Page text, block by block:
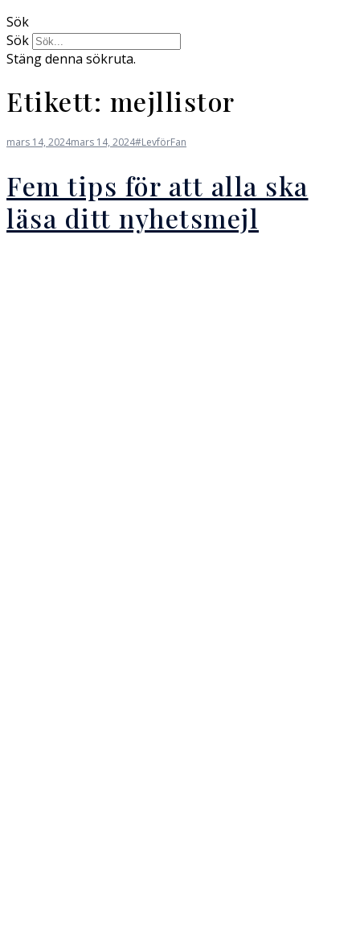
Sök
Sök
Stäng denna sökruta.
Etikett: mejllistor
mars 14, 2024mars 14, 2024#LevförFan
Fem tips för att alla ska
läsa ditt nyhetsmejl